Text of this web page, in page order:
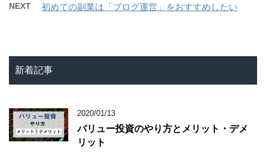
NEXT 初めての副業は「ブログ運営」をおすすめしたい
新着記事
2020/01/13
バリュー投資のやり方とメリット・デメ
リット